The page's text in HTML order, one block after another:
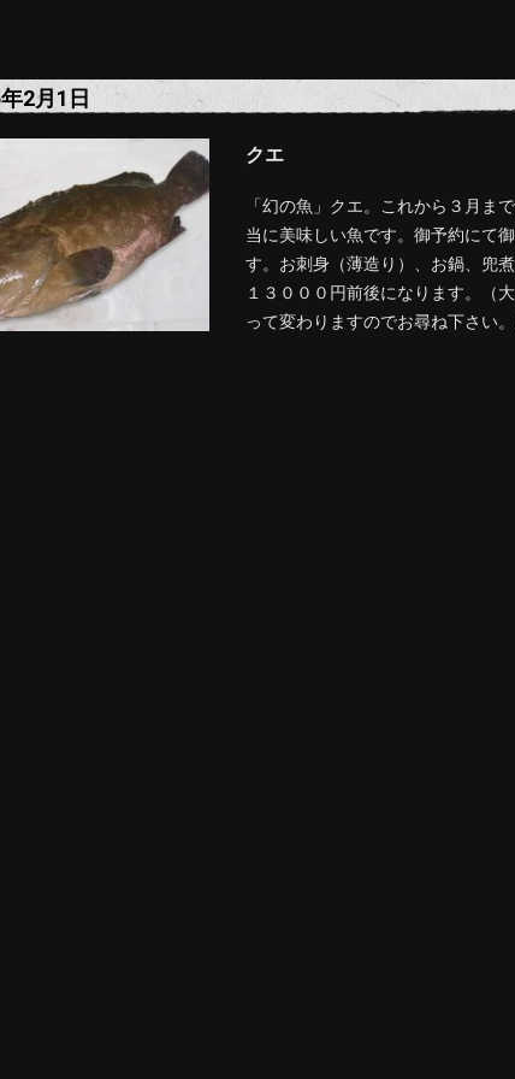
2月1日
クエ
「幻の魚」クエ。これから３月ま
当に美味しい魚です。御予約にて
す。お刺身（薄造り）、お鍋、兜
１３０００円前後になります。（
って変わりますのでお尋ね下さい。